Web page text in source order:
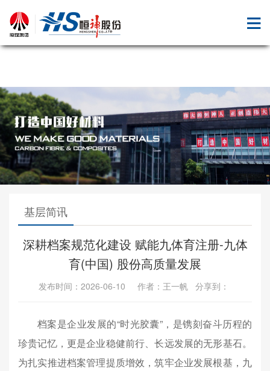
九体育注册
基层简讯
深耕档案规范化建设 赋能九体育注册-九体
育(中国) 股份高质量发展
发布时间：2026-06-10 作者：王一帆 分享到：
档案是企业发展的“时光胶囊”，是镌刻奋斗历程的
珍贵记忆，更是企业稳健前行、长远发展的无形基石。
为扎实推进档案管理提质增效，筑牢企业发展根基，九